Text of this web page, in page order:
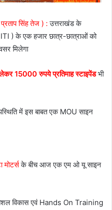
सिंह तेज ) : उत्तराखंड के
) के एक हजार छात्र-छात्राओं को
मिलेगा
15000 रुपये प्रतिमाह स्टाइपेंडभी
में इस बाबत एक MOU साइन
के बीच आज एक एम ओ यू साइन
विकास एवं Hands On Training